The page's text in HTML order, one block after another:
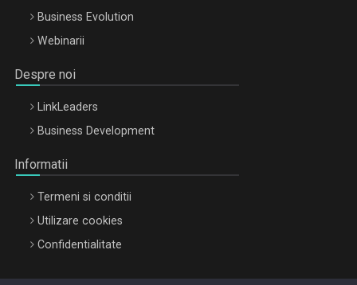
Business Evolution
Webinarii
Despre noi
LinkLeaders
Business Development
Informatii
Termeni si conditii
Utilizare cookies
Confidentialitate